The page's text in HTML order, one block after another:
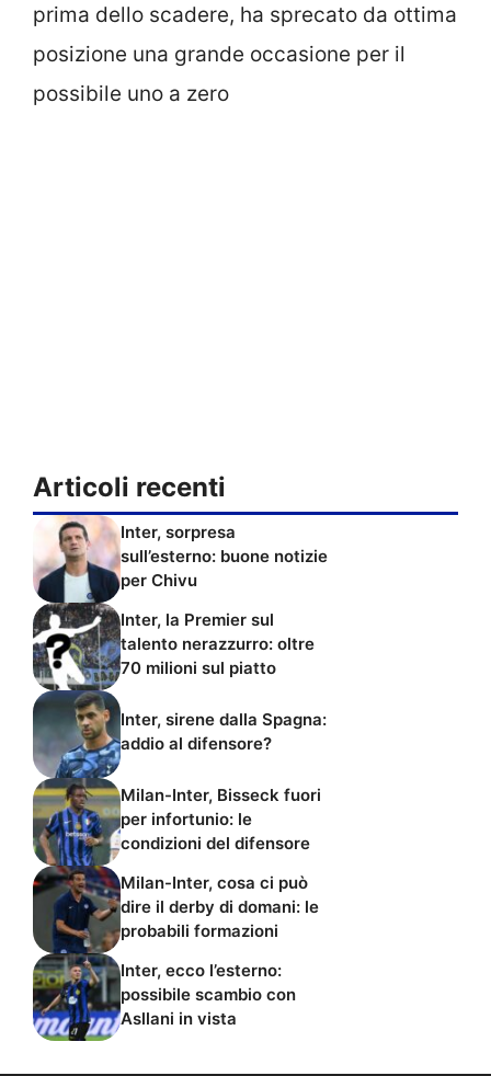
prima dello scadere, ha sprecato da ottima
posizione una grande occasione per il
possibile uno a zero
Articoli recenti
Inter, sorpresa
sull’esterno: buone notizie
per Chivu
Inter, la Premier sul
talento nerazzurro: oltre
70 milioni sul piatto
Inter, sirene dalla Spagna:
addio al difensore?
Milan-Inter, Bisseck fuori
per infortunio: le
condizioni del difensore
Milan-Inter, cosa ci può
dire il derby di domani: le
probabili formazioni
Inter, ecco l’esterno:
possibile scambio con
Asllani in vista